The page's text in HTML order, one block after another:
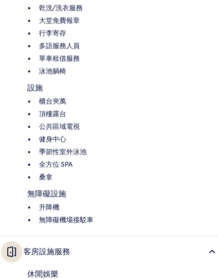
乾洗/洗衣服務
大堂免費報章
行李寄存
多語服務人員
單車租借服務
泳池躺椅
設施
櫃台夾萬
頂樓露台
公共區域電視
健身中心
季節性室外泳池
全方位 SPA
桑拿
無障礙設施
升降機
無障礙機場接駁車
客房設施服務
休閒娛樂